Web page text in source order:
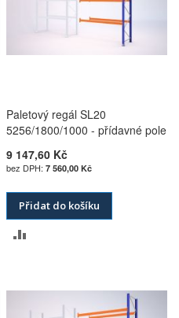
Paletový regál SL20
5256/1800/1000 - přídavné pole
9 147,60 Kč
7 560,00 Kč
Přidat do košíku
POROVNÁNÍ